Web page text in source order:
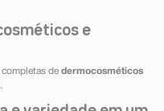
e
de dermocosméticos